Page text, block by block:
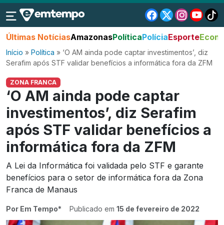
Últimas NotíciasAmazonasPolíticaPolíciaEsporte
Início » Política » ‘O AM ainda pode captar investimentos’, diz
Serafim após STF validar benefícios a informática fora da ZFM
ZONA FRANCA
‘O AM ainda pode captar
investimentos’, diz Serafim
após STF validar benefícios a
informática fora da ZFM
A Lei da Informática foi validada pelo STF e garante
benefícios para o setor de informática fora da Zona
Franca de Manaus
Por Em Tempo* Publicado em 15 de fevereiro de 2022